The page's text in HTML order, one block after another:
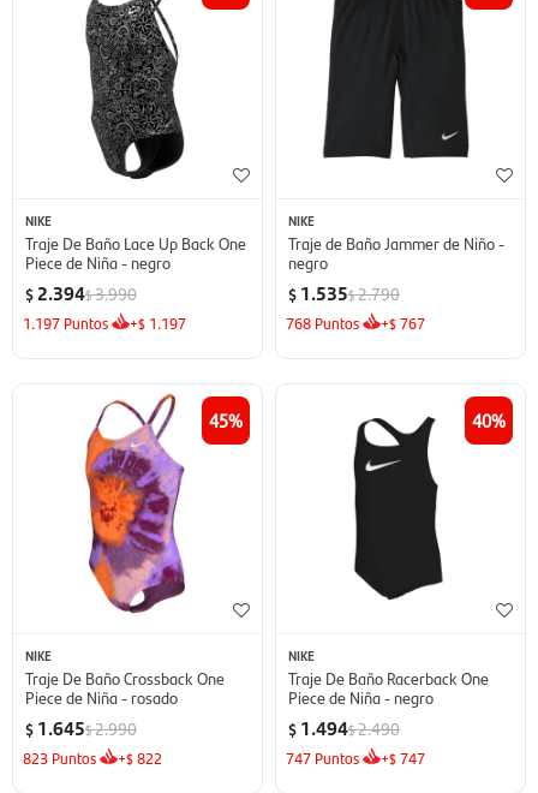
NIKE
Traje De Baño Lace Up Back One
Piece de Niña - negro
$ 2.394$3.990
1.197 Puntos +$ 1.197
NIKE
Traje de Baño Jammer de Niño -
negro
$ 1.535$2.790
768 Puntos +$767
45
NIKE
Traje De Baño Crossback One
Piece de Niña - rosado
$ 1.645$2.990
823 Puntos +$822
40
NIKE
Traje De Baño Racerback One
Piece de Niña - negro
$ 1.494$2.490
747 Puntos +$747